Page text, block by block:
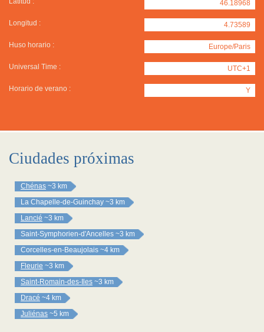
46.18968
Longitud : 4.73589
Huso horario : Europe/Paris
Universal Time : UTC+1
Horario de verano : Y
Ciudades próximas
Chénas ~3 km
La Chapelle-de-Guinchay ~3 km
Lancié ~3 km
Saint-Symphorien-d'Ancelles ~3 km
Corcelles-en-Beaujolais ~4 km
Fleurie ~3 km
Saint-Romain-des-Iles ~3 km
Dracé ~4 km
Juliénas ~5 km